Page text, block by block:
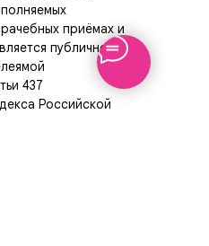
приёмах и
публичной
437
Российской